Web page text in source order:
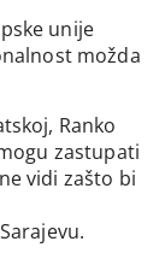
unije
možda
Ranko
zastupati
vidi zašto bi